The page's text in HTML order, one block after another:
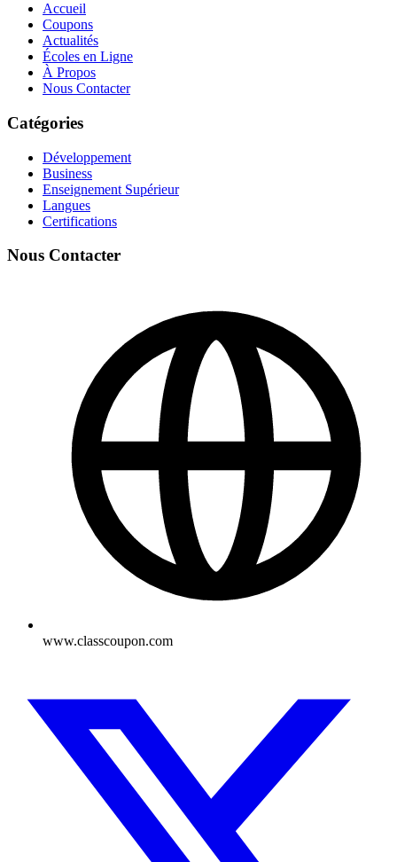
Accueil
Coupons
Actualités
Écoles en Ligne
À Propos
Nous Contacter
Catégories
Développement
Business
Enseignement Supérieur
Langues
Certifications
Nous Contacter
www.classcoupon.com